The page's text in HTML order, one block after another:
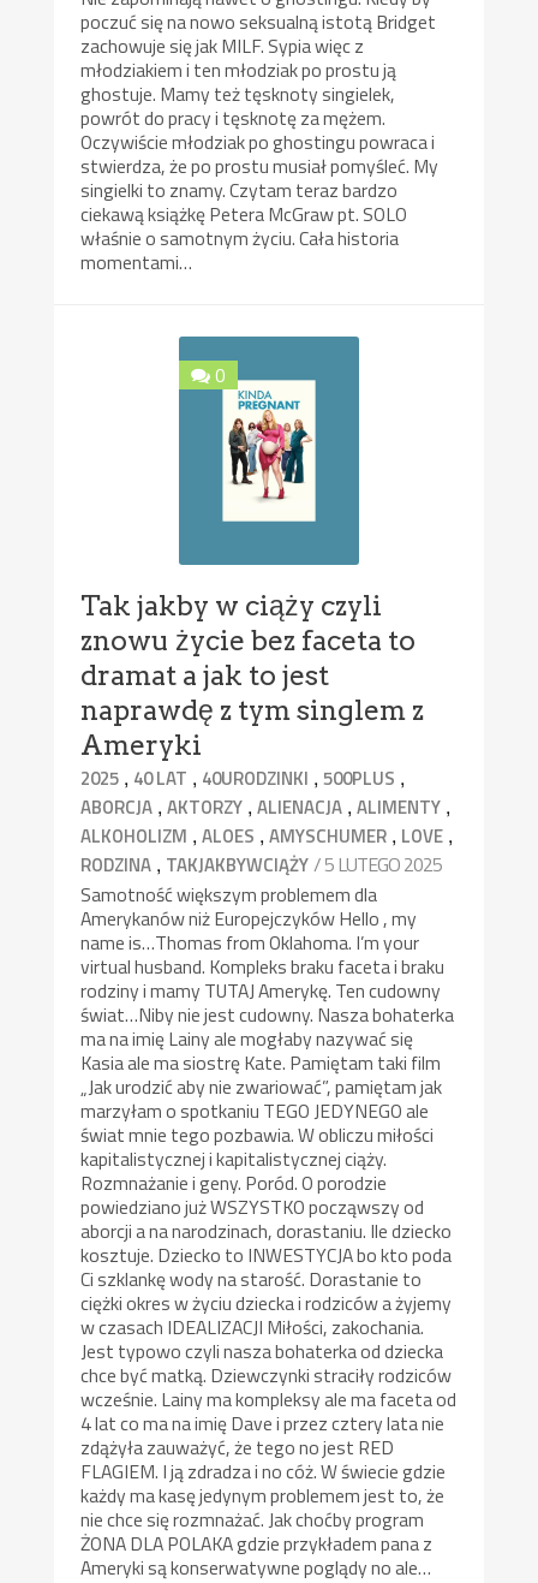
poczuć się na nowo seksualną istotą Bridget
zachowuje się jak MILF. Sypia więc z
młodziakiem i ten młodziak po prostu ją
ghostuje. Mamy też tęsknoty singielek,
powrót do pracy i tęsknotę za mężem.
Oczywiście młodziak po ghostingu powraca i
stwierdza, że po prostu musiał pomyśleć. My
singielki to znamy. Czytam teraz bardzo
ciekawą książkę Petera McGraw pt. SOLO
właśnie o samotnym życiu. Cała historia
momentami…
0
Tak jakby w ciąży czyli
znowu życie bez faceta to
dramat a jak to jest
naprawdę z tym singlem z
Ameryki
2025 , 40 LAT , 40URODZINKI ,500PLUS ,
ABORCJA ,AKTORZY ,ALIENACJA ,ALIMENTY ,
ALKOHOLIZM ,ALOES ,AMYSCHUMER , LOVE ,
RODZINA , TAKJAKBYWCIĄŻY/ 5 LUTEGO 2025
Samotność większym problemem dla
Amerykanów niż Europejczyków Hello , my
name is…Thomas from Oklahoma. I’m your
virtual husband. Kompleks braku faceta i braku
rodziny i mamy TUTAJ Amerykę. Ten cudowny
świat…Niby nie jest cudowny. Nasza bohaterka
ma na imię Lainy ale mogłaby nazywać się
Kasia ale ma siostrę Kate. Pamiętam taki film
„Jak urodzić aby nie zwariować”, pamiętam jak
marzyłam o spotkaniu TEGO JEDYNEGO ale
świat mnie tego pozbawia. W obliczu miłości
kapitalistycznej i kapitalistycznej ciąży.
Rozmnażanie i geny. Poród. O porodzie
powiedziano już WSZYSTKO począwszy od
aborcji a na narodzinach, dorastaniu. Ile dziecko
kosztuje. Dziecko to INWESTYCJA bo kto poda
Ci szklankę wody na starość. Dorastanie to
ciężki okres w życiu dziecka i rodziców a żyjemy
w czasach IDEALIZACJI Miłości, zakochania.
Jest typowo czyli nasza bohaterka od dziecka
chce być matką. Dziewczynki straciły rodziców
wcześnie. Lainy ma kompleksy ale ma faceta od
4 lat co ma na imię Dave i przez cztery lata nie
zdążyła zauważyć, że tego no jest RED
FLAGIEM. I ją zdradza i no cóż. W świecie gdzie
każdy ma kasę jedynym problemem jest to, że
nie chce się rozmnażać. Jak choćby program
ŻONA DLA POLAKA gdzie przykładem pana z
Ameryki są konserwatywne poglądy no ale…